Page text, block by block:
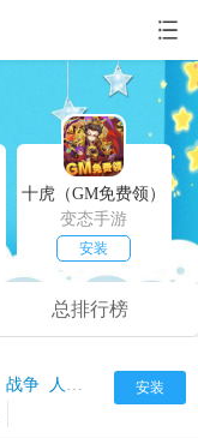
十虎（GM免费领）
变态手游
安装
总排行榜
安装
战争 人类 大型